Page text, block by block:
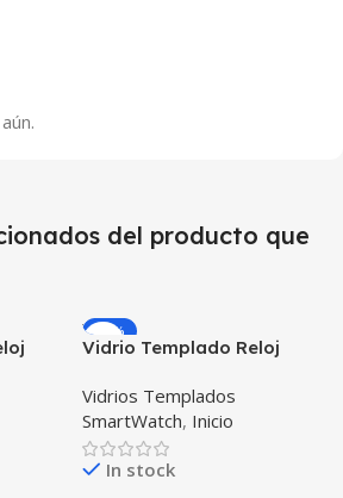
del producto que
-49%
Vidrio Templado Reloj
Huawei Gt2 46mm
Vidrios Templados
SmartWatch, Inicio
In stock